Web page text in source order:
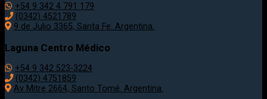
+54 9 342 4 791 179
(0342) 4521789
9 de Julio 3365, Santa Fe. Argentina.
Laguna Centro Médico
+54 9 342 523-3224
(0342) 4751859
Av Mitre 2664, Santo Tomé. Argentina.